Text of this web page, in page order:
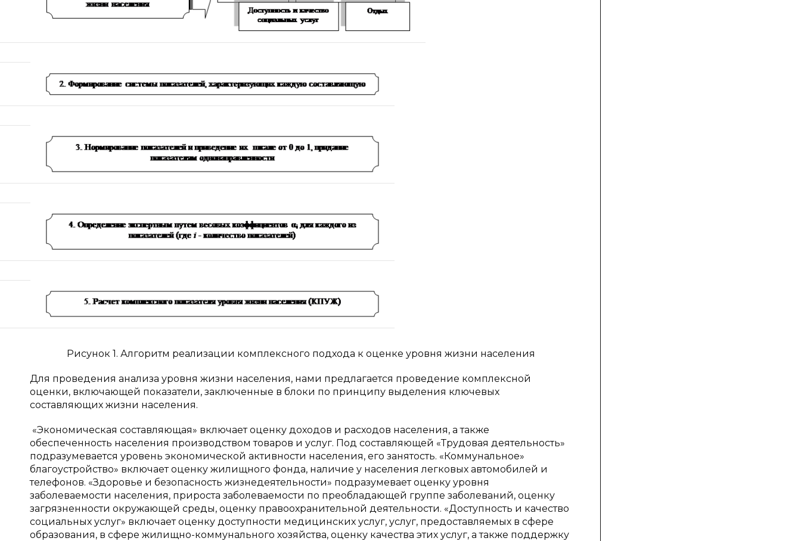
Рисунок 1. Алгоритм реализации комплексного подхода к оценке уровня жизни населения
Для проведения анализа уровня жизни населения, нами предлагается проведение комплексной
оценки, включающей показатели, заключенные в блоки по принципу выделения ключевых
составляющих жизни населения.
«Экономическая составляющая» включает оценку доходов и расходов населения, а также
обеспеченность населения производством товаров и услуг. Под составляющей «Трудовая деятельность»
подразумевается уровень экономической активности населения, его занятость. «Коммунальное»
благоустройство» включает оценку жилищного фонда, наличие у населения легковых автомобилей и
телефонов. «Здоровье и безопасность жизнедеятельности» подразумевает оценку уровня
заболеваемости населения, прироста заболеваемости по преобладающей группе заболеваний, оценку
загрязненности окружающей среды, оценку правоохранительной деятельности. «Доступность и качество
социальных услуг» включает оценку доступности медицинских услуг, услуг, предоставляемых в сфере
образования, в сфере жилищно-коммунального хозяйства, оценку качества этих услуг, а также поддержку